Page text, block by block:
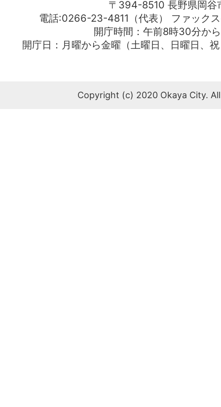
〒394-8510 長野県岡谷
電話:0266-23-4811（代表） ファッ
開庁時間：午前8時30分か
開庁日：月曜から金曜（土曜日、日曜日、
Copyright (c) 2020 Okaya City.